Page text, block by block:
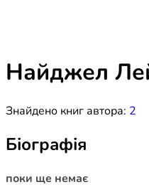
Найджел
Знайдено книг автора: 2
Біографія
поки ще немає